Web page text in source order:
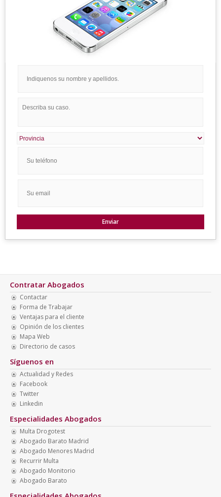
Contratar Abogados
Contactar
Forma de Trabajar
Ventajas para el cliente
Opinión de los clientes
Mapa Web
Directorio de casos
Síguenos en
Actualidad y Redes
Facebook
Twitter
Linkedin
Especialidades Abogados
Multa Drogotest
Abogado Barato Madrid
Abogado Menores Madrid
Recurrir Multa
Abogado Monitorio
Abogado Barato